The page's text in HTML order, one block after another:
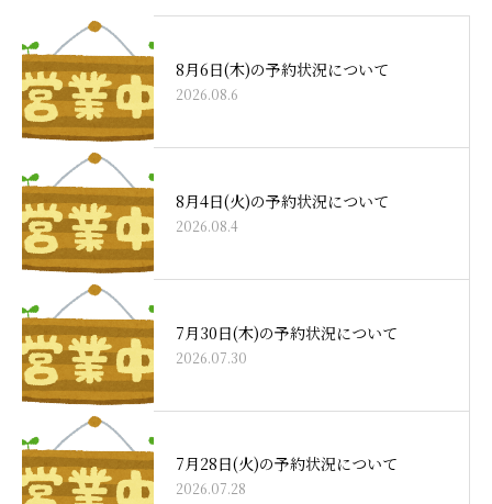
8月6日(木)の予約状況について
2026.08.6
8月4日(火)の予約状況について
2026.08.4
7月30日(木)の予約状況について
2026.07.30
7月28日(火)の予約状況について
2026.07.28